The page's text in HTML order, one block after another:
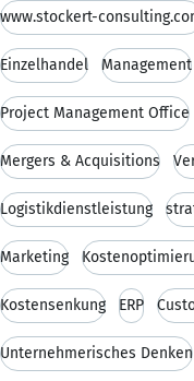
www.stockert-
Einzelhandel Management
Project Management Office
Mergers & Acquisitions
Logistikdienstleistung
Marketing
Kostensenkung ERP
Unternehmerisches Denken